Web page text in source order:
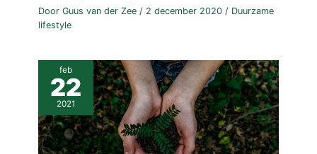
DoorGuus van der Zee / 2 december 2020 / Duurzame
lifestyle
feb
22
2021